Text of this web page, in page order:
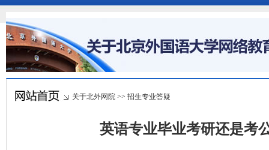
关于北外网院 >> 招生专业答疑
英语专业毕业考研还是考